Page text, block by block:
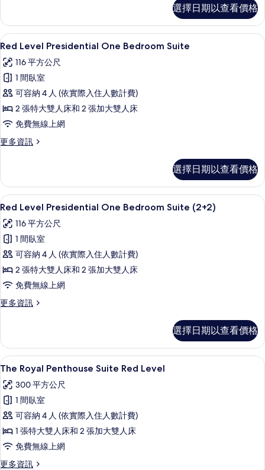
所
有
相
片
One
Bedroom
Suite
Stay
的
情
選擇日期以查看價格
顯
示
Red
Level
Presidential
One
Bedroom
Suite
有
相
片
高級寢具、迷你吧、客房內保險箱、書
8
Red Level Presidential One Bedroom Suite
116 平方公尺
1 間臥室
可容納 4 人 (依實際入住人數計費)
2 張特大雙人床和 2 張加大雙人床
免費無線上網
更多資訊
更
Presidential
One
Bedroom
的
詳
選擇日期以查看價格
顯
示
Red
Level
Presidential
One
Bedroom
Suite
所
有
相
片
高級寢具、迷你吧、客房內保險箱、書
8
Red Level Presidential One Bedroom Suite (2+2)
116 平方公尺
1 間臥室
可容納 4 人 (依實際入住人數計費)
2 張特大雙人床和 2 張加大雙人床
免費無線上網
更多資訊
更
Presidential
One
Bedroom
(2+2)
的
情
選擇日期以查看價格
顯
示
The
Royal
Penthouse
Suite
Red
Level
高級寢具、迷你吧、客房內保險箱、書
20
The Royal Penthouse Suite Red Level
300 平方公尺
1 間臥室
可容納 4 人 (依實際入住人數計費)
1 張特大雙人床和 2 張加大雙人床
免費無線上網
更多資訊
更